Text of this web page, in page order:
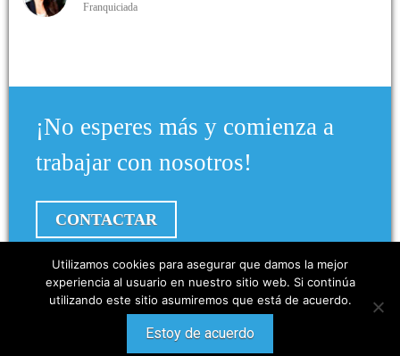
Franquiciada
¡No esperes más y comienza a
trabajar con nosotros!
CONTACTAR
@ 2015 The Low Carb Company. All Rights Reserved. Powered by
.Created byThe low carb company
Utilizamos cookies para asegurar que damos la mejor
experiencia al usuario en nuestro sitio web. Si continúa
utilizando este sitio asumiremos que está de acuerdo.
Estoy de acuerdo